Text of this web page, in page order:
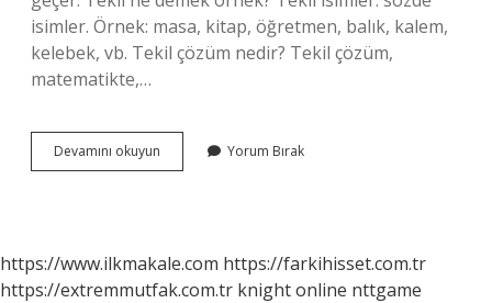
isimler. Örnek: masa, kitap, öğretmen, balık, kalem,
kelebek, vb. Tekil çözüm nedir? Tekil çözüm,
matematikte,…
Devamını okuyun
Nokta
Yorum Bırak
https://www.ilkmakale.com https://farkihisset.com.tr
https://extremmutfak.com.tr knight online nttgame